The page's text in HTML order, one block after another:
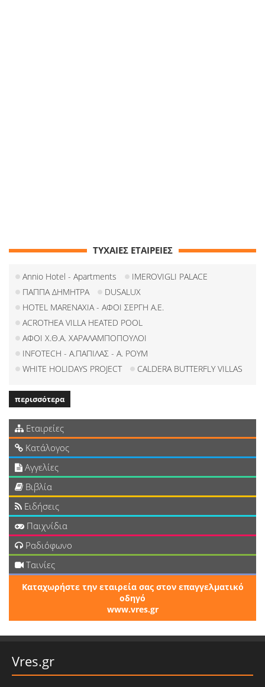
ΤΥΧΑΙΕΣ ΕΤΑΙΡΕΙΕΣ
Annio Hotel - Apartments
IMEROVIGLI PALACE
ΠΑΠΠΑ ΔΗΜΗΤΡΑ
DUSALUX
HOTEL MARENAXIA - ΑΦΟΙ ΣΕΡΓΗ Α.Ε.
ACROTHEA VILLA HEATED POOL
ΑΦΟΙ Χ.Θ.Α. ΧΑΡΑΛΑΜΠΟΠΟΥΛΟΙ
INFOTECH - Α.ΠΑΠΙΛΑΣ - Α. ΡΟΥΜ
WHITE HOLIDAYS PROJECT
CALDERA BUTTERFLY VILLAS
περισσότερα
Εταιρείες
Κατάλογος
Αγγελίες
Βιβλία
Ειδήσεις
Παιχνίδια
Ραδιόφωνο
Ταινίες
Καταχωρήστε την εταιρεία σας στον επαγγελματικό
οδηγό
www.vres.gr
Vres.gr